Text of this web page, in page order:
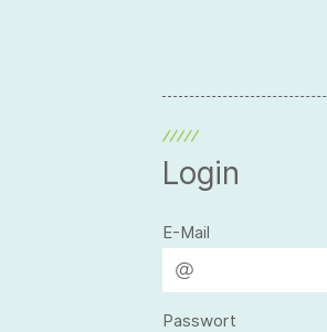
Login
E-Mail
Passwort